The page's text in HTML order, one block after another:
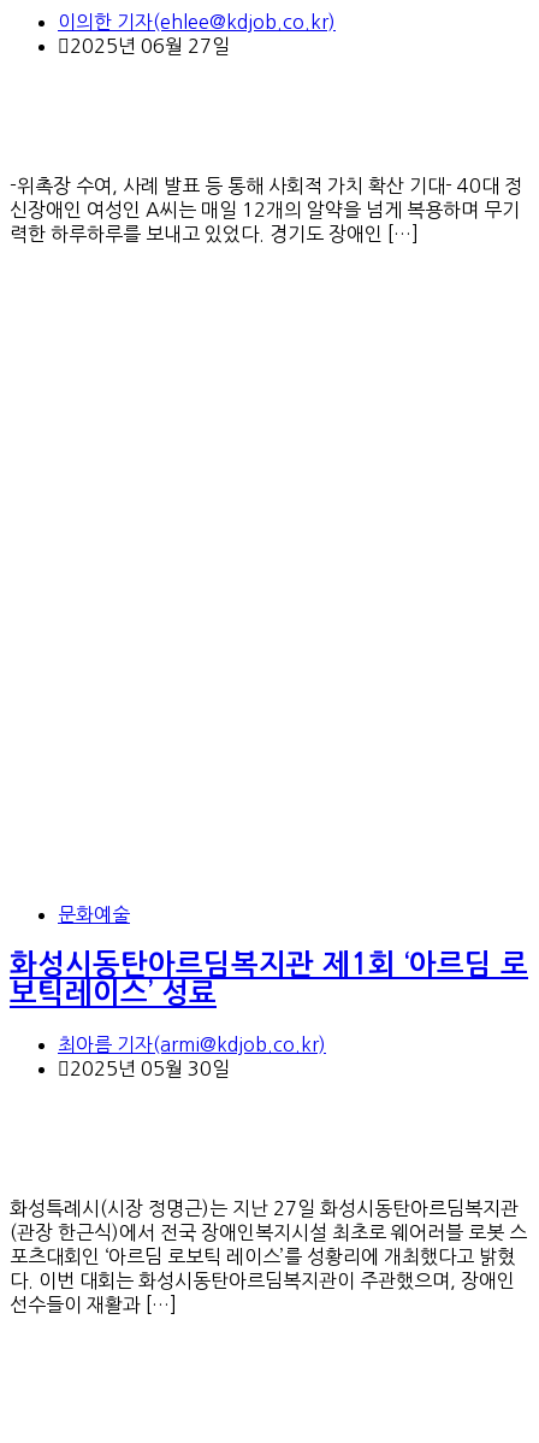
이의한 기자(ehlee@kdjob.co.kr)
2025년 06월 27일
-위촉장 수여, 사례 발표 등 통해 사회적 가치 확산 기대- 40대 정
신장애인 여성인 A씨는 매일 12개의 알약을 넘게 복용하며 무기
력한 하루하루를 보내고 있었다. 경기도 장애인 […]
문화예술
화성시동탄아르딤복지관 제1회 ‘아르딤 로
보틱레이스’ 성료
최아름 기자(armi@kdjob.co.kr)
2025년 05월 30일
화성특례시(시장 정명근)는 지난 27일 화성시동탄아르딤복지관
(관장 한근식)에서 전국 장애인복지시설 최초로 웨어러블 로봇 스
포츠대회인 ‘아르딤 로보틱 레이스’를 성황리에 개최했다고 밝혔
다. 이번 대회는 화성시동탄아르딤복지관이 주관했으며, 장애인
선수들이 재활과 […]